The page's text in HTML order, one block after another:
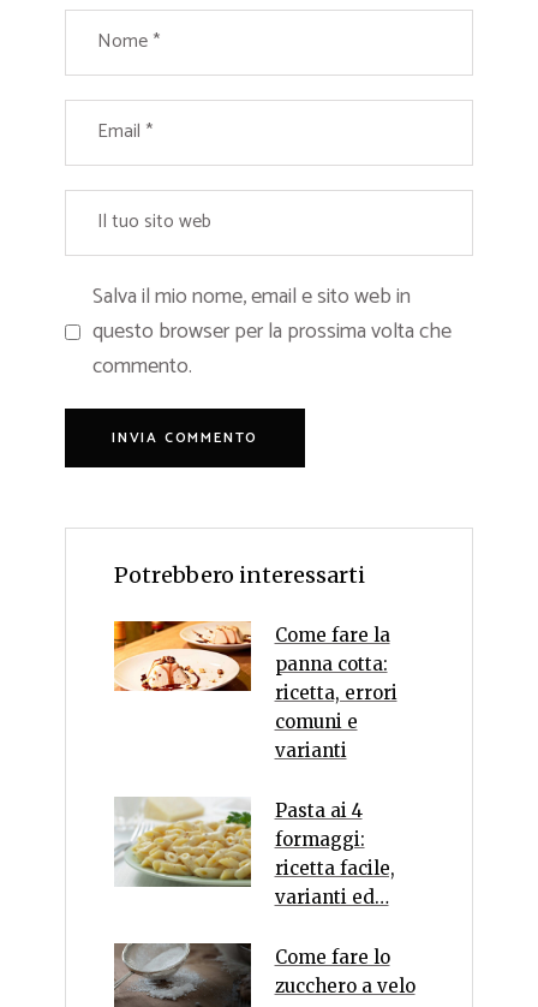
Salva il mio nome, email e sito web in
questo browser per la prossima volta che
commento.
Potrebbero interessarti
Come fare la
panna cotta:
ricetta, errori
comuni e
varianti
Pasta ai 4
formaggi:
ricetta facile,
varianti ed…
Come fare lo
zucchero a velo